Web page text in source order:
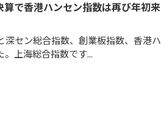
算で香港ハンセン指数は再び年初来
セン総合指数、創業板指数、香港ハ
上海総合指数です...